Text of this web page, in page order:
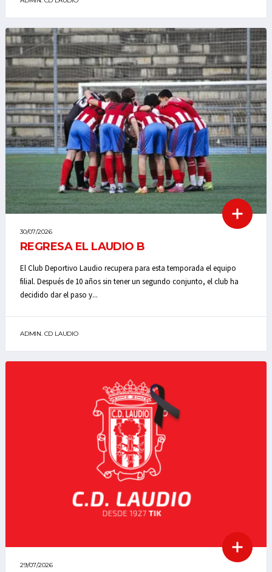
30/07/2026
REGRESA EL LAUDIO B
El Club Deportivo Laudio recupera para esta temporada el equipo
filial. Después de 10 años sin tener un segundo conjunto, el club ha
decidido dar el paso y...
ADMIN. CD LAUDIO
29/07/2026